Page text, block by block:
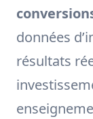
données
résultats